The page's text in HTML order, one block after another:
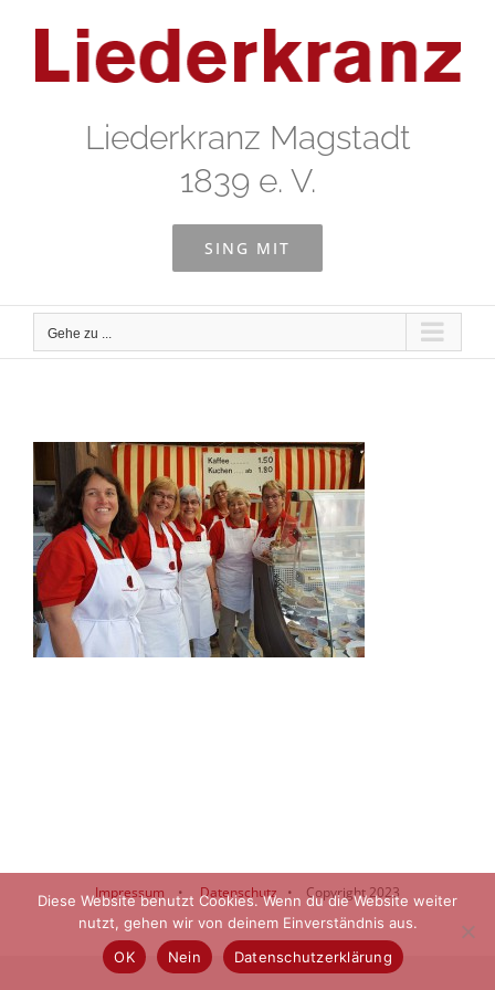
springen
Liederkranz Magstadt
1839 e. V.
SING MIT
Gehe zu ...
Impressum • Datenschutz • Copyright 2023
Diese Website benutzt Cookies. Wenn du die Website weiter
nutzt, gehen wir von deinem Einverständnis aus.
OK
Nein Datenschutzerklärung